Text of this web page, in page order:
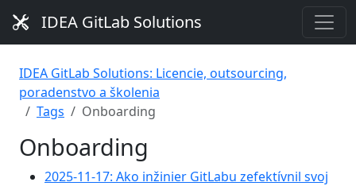
IDEA GitLab Solutions
IDEA GitLab Solutions: Licencie, outsourcing,
poradenstvo a školenia
Tags
Onboarding
Onboarding
2025-11-17: Ako inžinier GitLabu zefektívnil svoj